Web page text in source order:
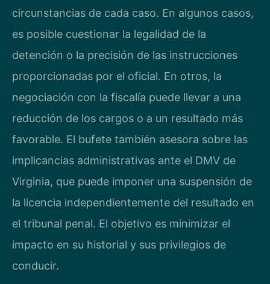
circunstancias de cada caso. En algunos casos,
es posible cuestionar la legalidad de la
detención o la precisión de las instrucciones
proporcionadas por el oficial. En otros, la
negociación con la fiscalía puede llevar a una
reducción de los cargos o a un resultado más
favorable. El bufete también asesora sobre las
implicancias administrativas ante el DMV de
Virginia, que puede imponer una suspensión de
la licencia independientemente del resultado en
el tribunal penal. El objetivo es minimizar el
impacto en su historial y sus privilegios de
conducir.